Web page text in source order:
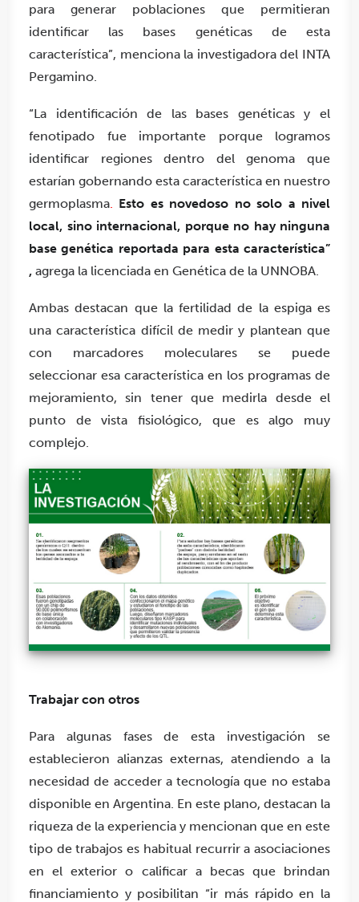
para generar poblaciones que permitieran
identificar las bases genéticas de esta
característica”, menciona la investigadora del INTA
Pergamino.
“La identificación de las bases genéticas y el
fenotipado fue importante porque logramos
identificar regiones dentro del genoma que
estarían gobernando esta característica en nuestro
germoplasma. Esto es novedoso no solo a nivel
local, sino internacional, porque no hay ninguna
base genética reportada para esta característica”
, agrega la licenciada en Genética de la UNNOBA.
Ambas destacan que la fertilidad de la espiga es
una característica difícil de medir y plantean que
con marcadores moleculares se puede
seleccionar esa característica en los programas de
mejoramiento, sin tener que medirla desde el
punto de vista fisiológico, que es algo muy
complejo.
Trabajar con otros
Para algunas fases de esta investigación se
establecieron alianzas externas, atendiendo a la
necesidad de acceder a tecnología que no estaba
disponible en Argentina. En este plano, destacan la
riqueza de la experiencia y mencionan que en este
tipo de trabajos es habitual recurrir a asociaciones
en el exterior o calificar a becas que brindan
financiamiento y posibilitan “ir más rápido en la